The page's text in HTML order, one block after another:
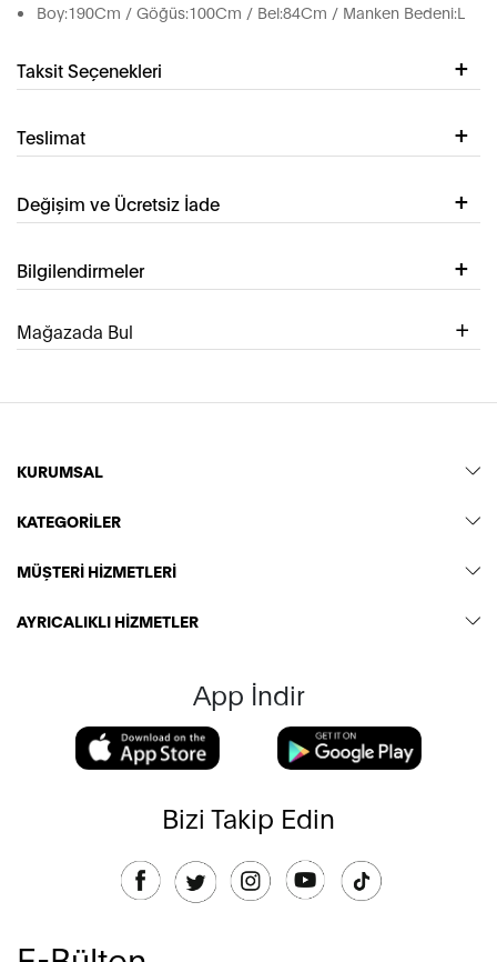
Boy:190Cm / Göğüs:100Cm / Bel:84Cm / Manken Bedeni:L
Taksit Seçenekleri
Teslimat
Değişim ve Ücretsiz İade
Bilgilendirmeler
Mağazada Bul
KURUMSAL
KATEGORİLER
MÜŞTERİ HİZMETLERİ
AYRICALIKLI HİZMETLER
App İndir
Bizi Takip Edin